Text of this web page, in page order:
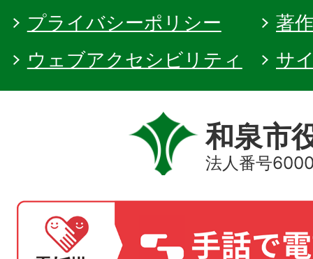
プライバシーポリシー
著
ウェブアクセシビリティ
サ
和泉市
法人番号